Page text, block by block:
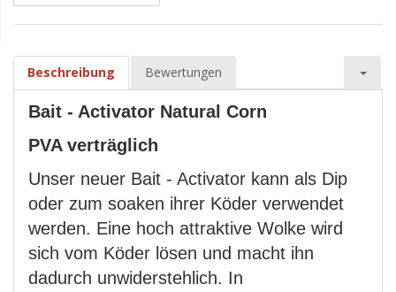
Beschreibung Bewertungen
Bait - Activator Natural Corn
PVA verträglich
Unser neuer Bait - Activator kann als Dip
oder zum soaken ihrer Köder verwendet
werden. Eine hoch attraktive Wolke wird
sich vom Köder lösen und macht ihn
dadurch unwiderstehlich. In